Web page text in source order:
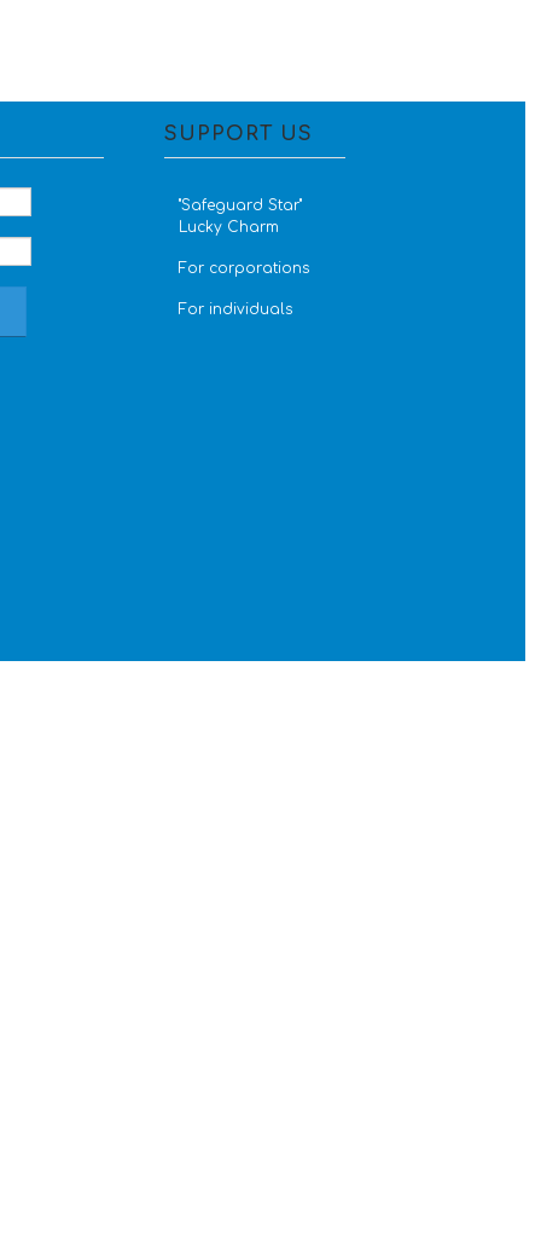
SUPPORT US
''Safeguard Star''
Lucky Charm
For corporations
For individuals